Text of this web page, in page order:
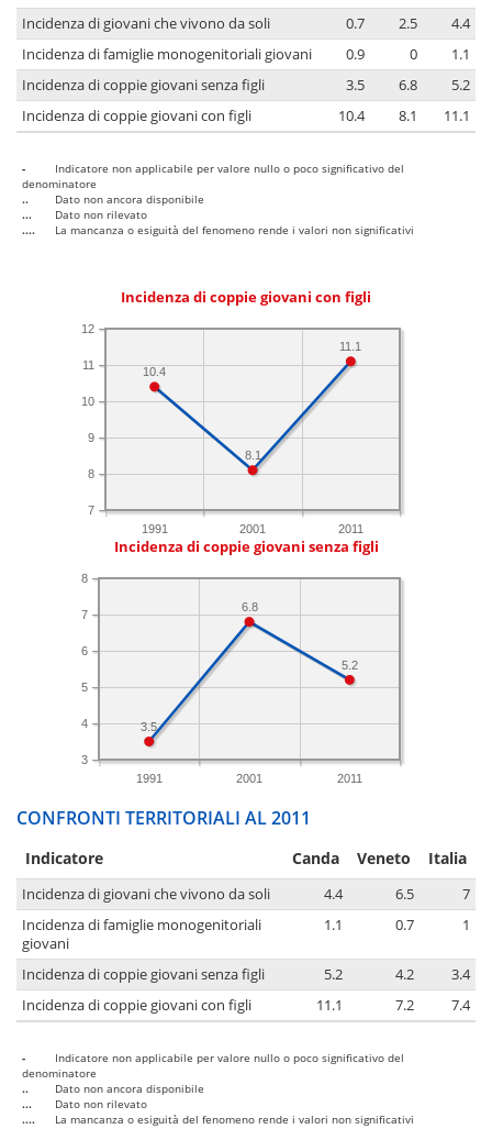
Incidenza di giovani che vivono da soli 0.7 2.5
4.4
Incidenza di famiglie monogenitoriali giovani
0.9 0
1.1
Incidenza di coppie giovani senza figli
3.5 6.8
5.2
Incidenza di coppie giovani con figli
10.4 8.1 11.1
-
Indicatore non applicabile per valore nullo o poco significativo del
denominatore
..
Dato non ancora disponibile
...
Dato non rilevato
....
La mancanza o esiguità del fenomeno rende i valori non significativi
Incidenza di coppie giovani con figli
1991 2001 2011
7
8
9
10
11
12
11.1
8.1
10.4
Incidenza di coppie giovani senza figli
1991 2001 2011
3
4
5
6
7
8
5.2
6.8
3.5
CONFRONTI TERRITORIALI AL 2011
Indicatore Canda Veneto Italia
Incidenza di giovani che vivono da soli 4.4 6.5
7
Incidenza di famiglie monogenitoriali
giovani
1.1 0.7 1
Incidenza di coppie giovani senza figli 5.2 4.2
3.4
Incidenza di coppie giovani con figli
11.1 7.2 7.4
-
Indicatore non applicabile per valore nullo o poco significativo del
denominatore
..
Dato non ancora disponibile
...
Dato non rilevato
....
La mancanza o esiguità del fenomeno rende i valori non significativi